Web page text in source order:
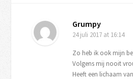
Grumpy
24 juli 2017 at 16:14
Zo heb ik ook mijn
Volgens mij nooit
Heeft een lichaam